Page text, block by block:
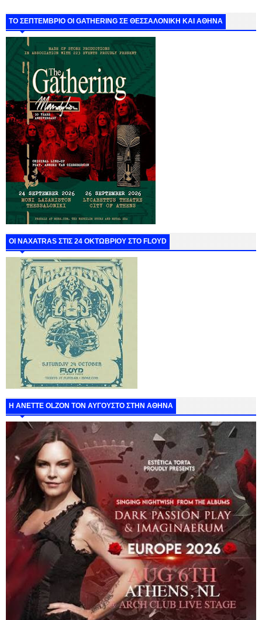
ΤΟ ΣΕΠΤΕΜΒΡΙΟ ΟΙ GATHERING ΣΕ ΘΕΣΣΑΛΟΝΙΚΗ ΚΑΙ ΑΘΗΝΑ
ΟΙ NAXATRAS ΣΤΙΣ 24 ΟΚΤΩΒΡΙΟΥ ΣΤΟ FLOYD
Η ANETTE OLZON ΤΟΝ ΑΥΓΟΥΣΤΟ ΣΤΗΝ ΑΘΗΝΑ